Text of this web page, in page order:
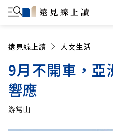
遠見線上讀 人文生活
9月不開車，亞
響應
游常山